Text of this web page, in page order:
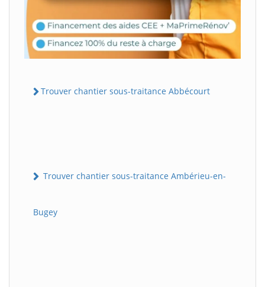
Trouver chantier sous-traitance Abbécourt
Trouver chantier sous-traitance Ambérieu-en-
Bugey